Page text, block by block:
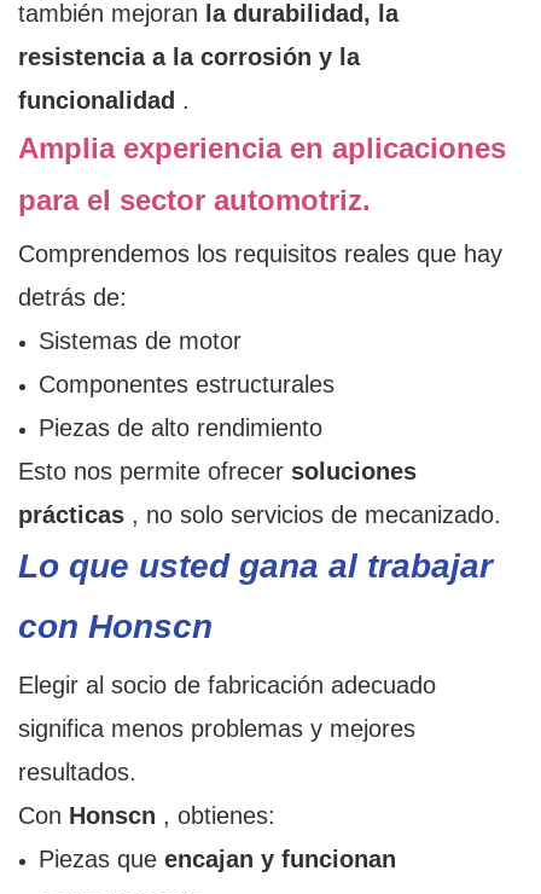
también mejoran la durabilidad, la
resistencia a la corrosión y la
funcionalidad .
Amplia experiencia en aplicaciones
para el sector automotriz.
Comprendemos los requisitos reales que hay
detrás de:
Sistemas de motor
Componentes estructurales
Piezas de alto rendimiento
Esto nos permite ofrecer soluciones
prácticas , no solo servicios de mecanizado.
Lo que usted gana al trabajar
con Honscn
Elegir al socio de fabricación adecuado
significa menos problemas y mejores
resultados.
Con Honscn , obtienes:
Piezas que encajan y funcionan